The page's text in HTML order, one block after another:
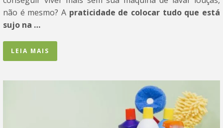
não é mesmo? A praticidade de colocar tudo que está
sujo na …
LEIA MAIS